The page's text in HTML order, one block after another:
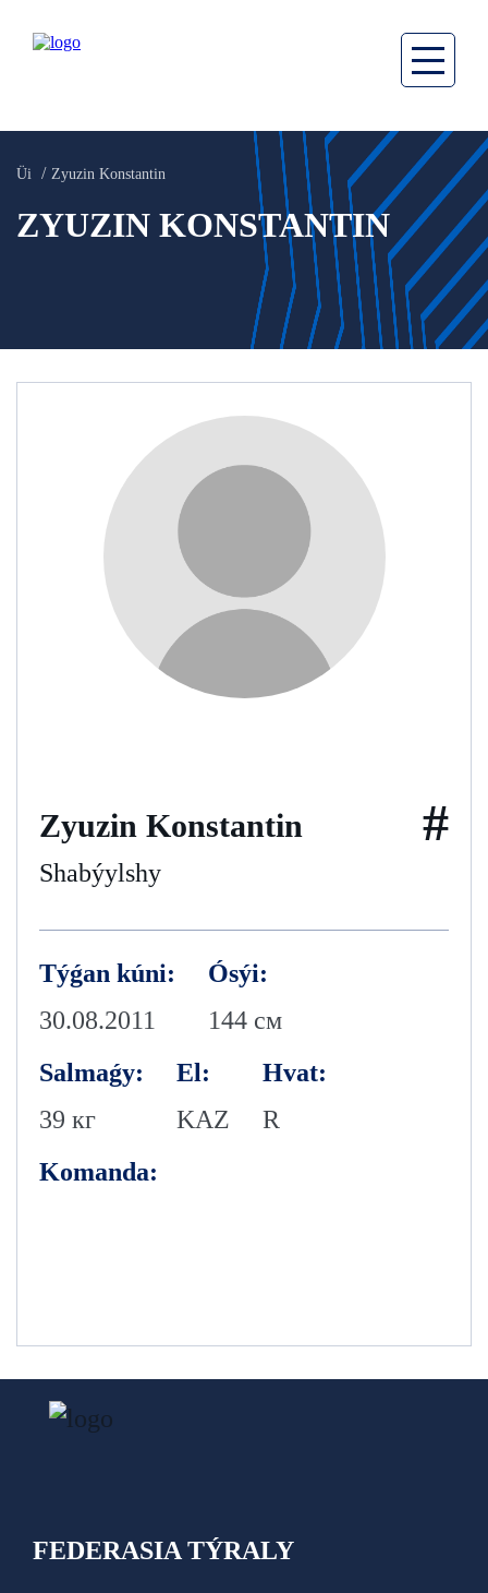
Üi Zyuzin Konstantin
ZYUZIN KONSTANTIN
Zyuzin Konstantin
Shabýylshy
#
Týǵan kúni:
30.08.2011
Ósýi:
144 см
Salmaǵy:
39 кг
El:
KAZ
Hvat:
R
Komanda:
FEDERASIA TÝRALY